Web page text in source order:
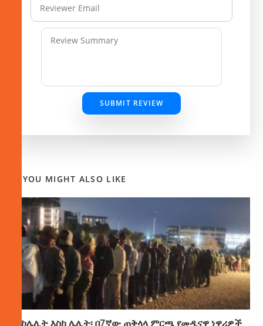
SUBMIT REVIEW
YOU MIGHT ALSO LIKE
ከሌሊት እስከ ሌሊት፡ በ7ኛው ጠቅላላ ምርጫ የመዲናዋ ነዋሪዎች